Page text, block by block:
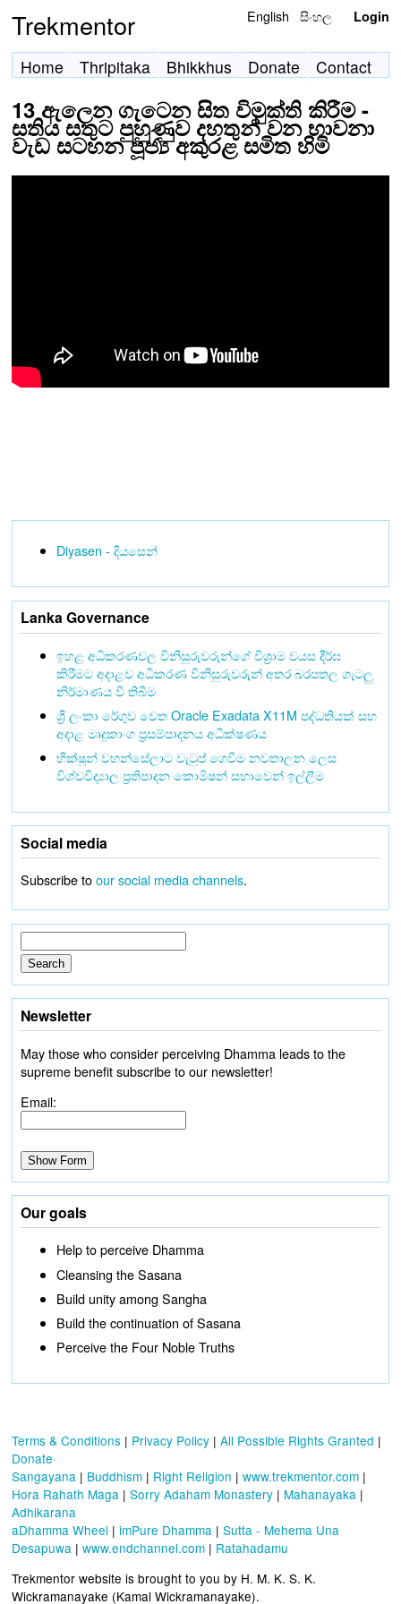
Trekmentor English සිංහල Login
Home Thripitaka Bhikkhus Donate Contact
13 ඇලෙන ගැටෙන සිත විමුක්ති කිරීම -
සතිය සතුට පුහුණුව දහතුන් වන භාවනා
වැඩ සටහන පූජ්‍ය අකුරළ සමිත හිමි
Diyasen - දියසෙන්
Lanka Governance
ඉහළ අධිකරණවල විනිසුරුවරුන්ගේ විශ්‍රාම වයස දීර්ඝ
කිරීමට අදාළව අධිකරණ විනිසුරුවරුන් අතර බරපතල ගැටලු
නිර්මාණය වී තිබීම
ශ්‍රී ලංකා රේගුව වෙත Oracle Exadata X11M පද්ධතියක් සහ
අදාළ මෘදුකාංග ප්‍රසම්පාදනය අධීක්ෂණය
භික්ෂූන් වහන්සේලාට වැටුප් ගෙවීම නවතාලන ලෙස
විශ්වවිද්‍යාල ප්‍රතිපාදන කොමිෂන් සභාවෙන් ඉල්ලීම
Social media
Subscribe toour social media channels.
Newsletter
May those who consider perceiving Dhamma leads to the
supreme benefit subscribe to our newsletter!
Email:
Our goals
Help to perceive Dhamma
Cleansing the Sasana
Build unity among Sangha
Build the continuation of Sasana
Perceive the Four Noble Truths
Terms & Conditions | Privacy Policy | All Possible Rights Granted |
Donate
Sangayana | Buddhism | Right Religion | www.trekmentor.com |
Hora Rahath Maga | Sorry Adaham Monastery | Mahanayaka |
Adhikarana
aDhamma Wheel | imPure Dhamma | Sutta - Mehema Una
Desapuwa | www.endchannel.com | Ratahadamu
Trekmentor website is brought to you by H. M. K. S. K.
Wickramanayake (Kamal Wickramanayake).